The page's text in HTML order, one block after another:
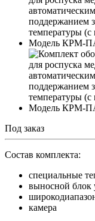
Под заказ
Состав комплекта:
специальные
выносной блок
камера